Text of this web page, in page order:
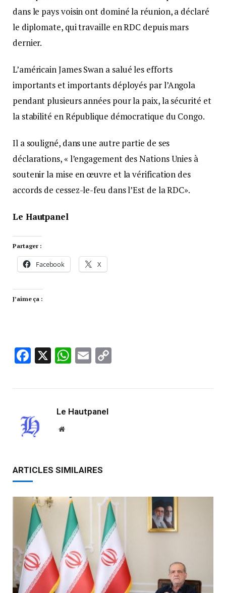
dans le pays voisin ont dominé la réunion, a déclaré
le diplomate, qui travaille en RDC depuis mars
dernier.
L’américain James Swan a salué les efforts
importants et importants déployés par l’Angola
pendant plusieurs années pour la paix, la sécurité et
la stabilité en République démocratique du Congo.
Il a souligné, dans une autre partie de ses
déclarations, « l’engagement des Nations Unies à
soutenir la mise en œuvre et la vérification des
accords de cessez-le-feu dans l’Est de la RDC».
Le Hautpanel
Partager :
Facebook X
J’aime ça :
Facebook
X WhatsApp
Email
Le Hautpanel
Website
ARTICLES SIMILAIRES